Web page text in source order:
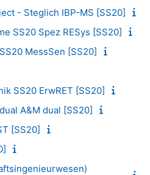
- Steglich IBP-MS [SS20]
SS20 Spez RESys [SS20]
MessSen [SS20]
SS20 ErwRET [SS20]
A&M dual [SS20]
[SS20]